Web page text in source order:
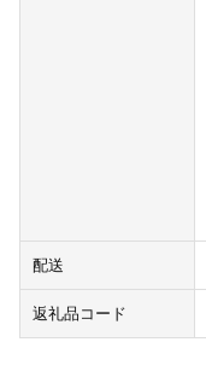
配送
返礼品コード